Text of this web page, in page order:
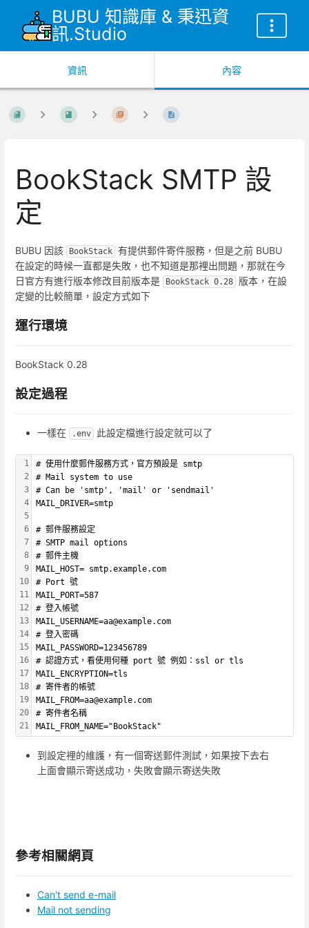
BUBU 知識庫 & 秉迅資
訊.Studio
資訊 內容
BookStack SMTP 設
定
BUBU 因該 BookStack 有提供郵件寄件服務，但是之前 BUBU
在設定的時候一直都是失敗，也不知道是那裡出問題，那就在今
日官方有進行版本修改目前版本是
BookStack 0.28
版本，在設
定變的比較簡單，設定方式如下
運行環境
BookStack 0.28
設定過程
一樣在 .env 此設定檔進行設定就可以了
1
2
3
4
5
6
7
8
9
10
11
12
13
14
15
16
17
18
19
20
21
# 使用什麼郵件服務方式，官方預設是 smtp
# Mail system to use
# Can be 'smtp', 'mail' or 'sendmail'
MAIL_DRIVER=smtp
# 郵件服務設定
# SMTP mail options
# 郵件主機
MAIL_HOST= smtp.example.com
# Port 號
MAIL_PORT=587
# 登入帳號
MAIL_USERNAME=aa@example.com
# 登入密碼
MAIL_PASSWORD=123456789
# 認證方式，看使用何種 port 號 例如：ssl or tls
MAIL_ENCRYPTION=tls
# 寄件者的帳號
MAIL_FROM=aa@example.com
# 寄件者名稱
MAIL_FROM_NAME="BookStack"
到設定裡的維護，有一個寄送郵件測試，如果按下去右
上面會顯示寄送成功，失敗會顯示寄送失敗
參考相關網頁
Can't send e-mail
Mail not sending